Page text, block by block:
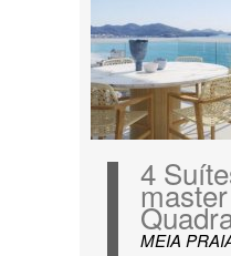
4
MEIA